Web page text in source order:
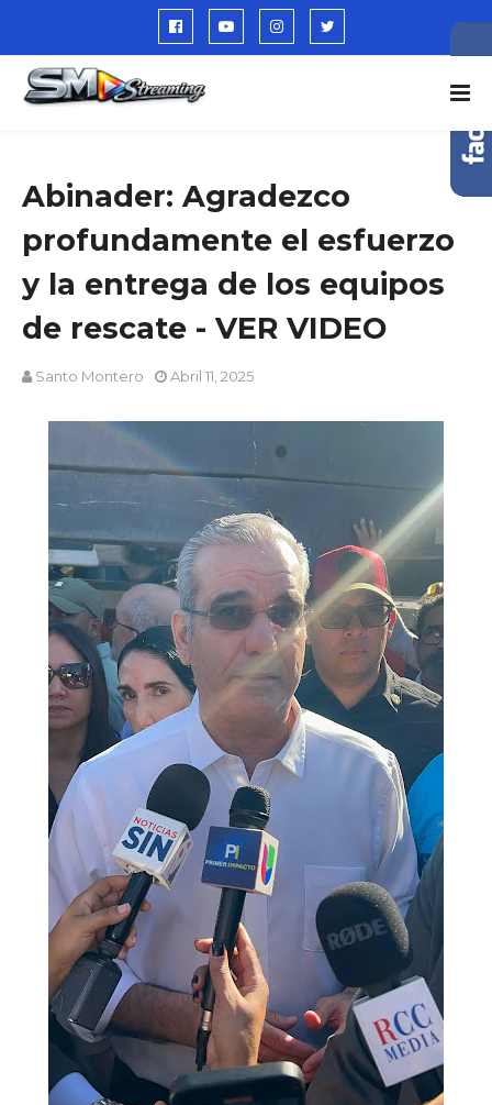
Abinader: Agradezco
profundamente el esfuerzo
y la entrega de los equipos
de rescate - VER VIDEO
Santo Montero Abril 11, 2025